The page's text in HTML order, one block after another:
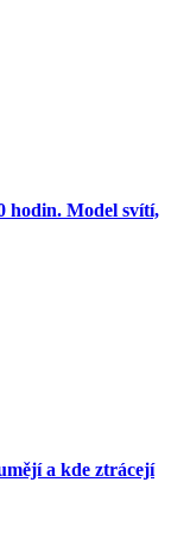
hodin. Model svítí,
a kde ztrácejí